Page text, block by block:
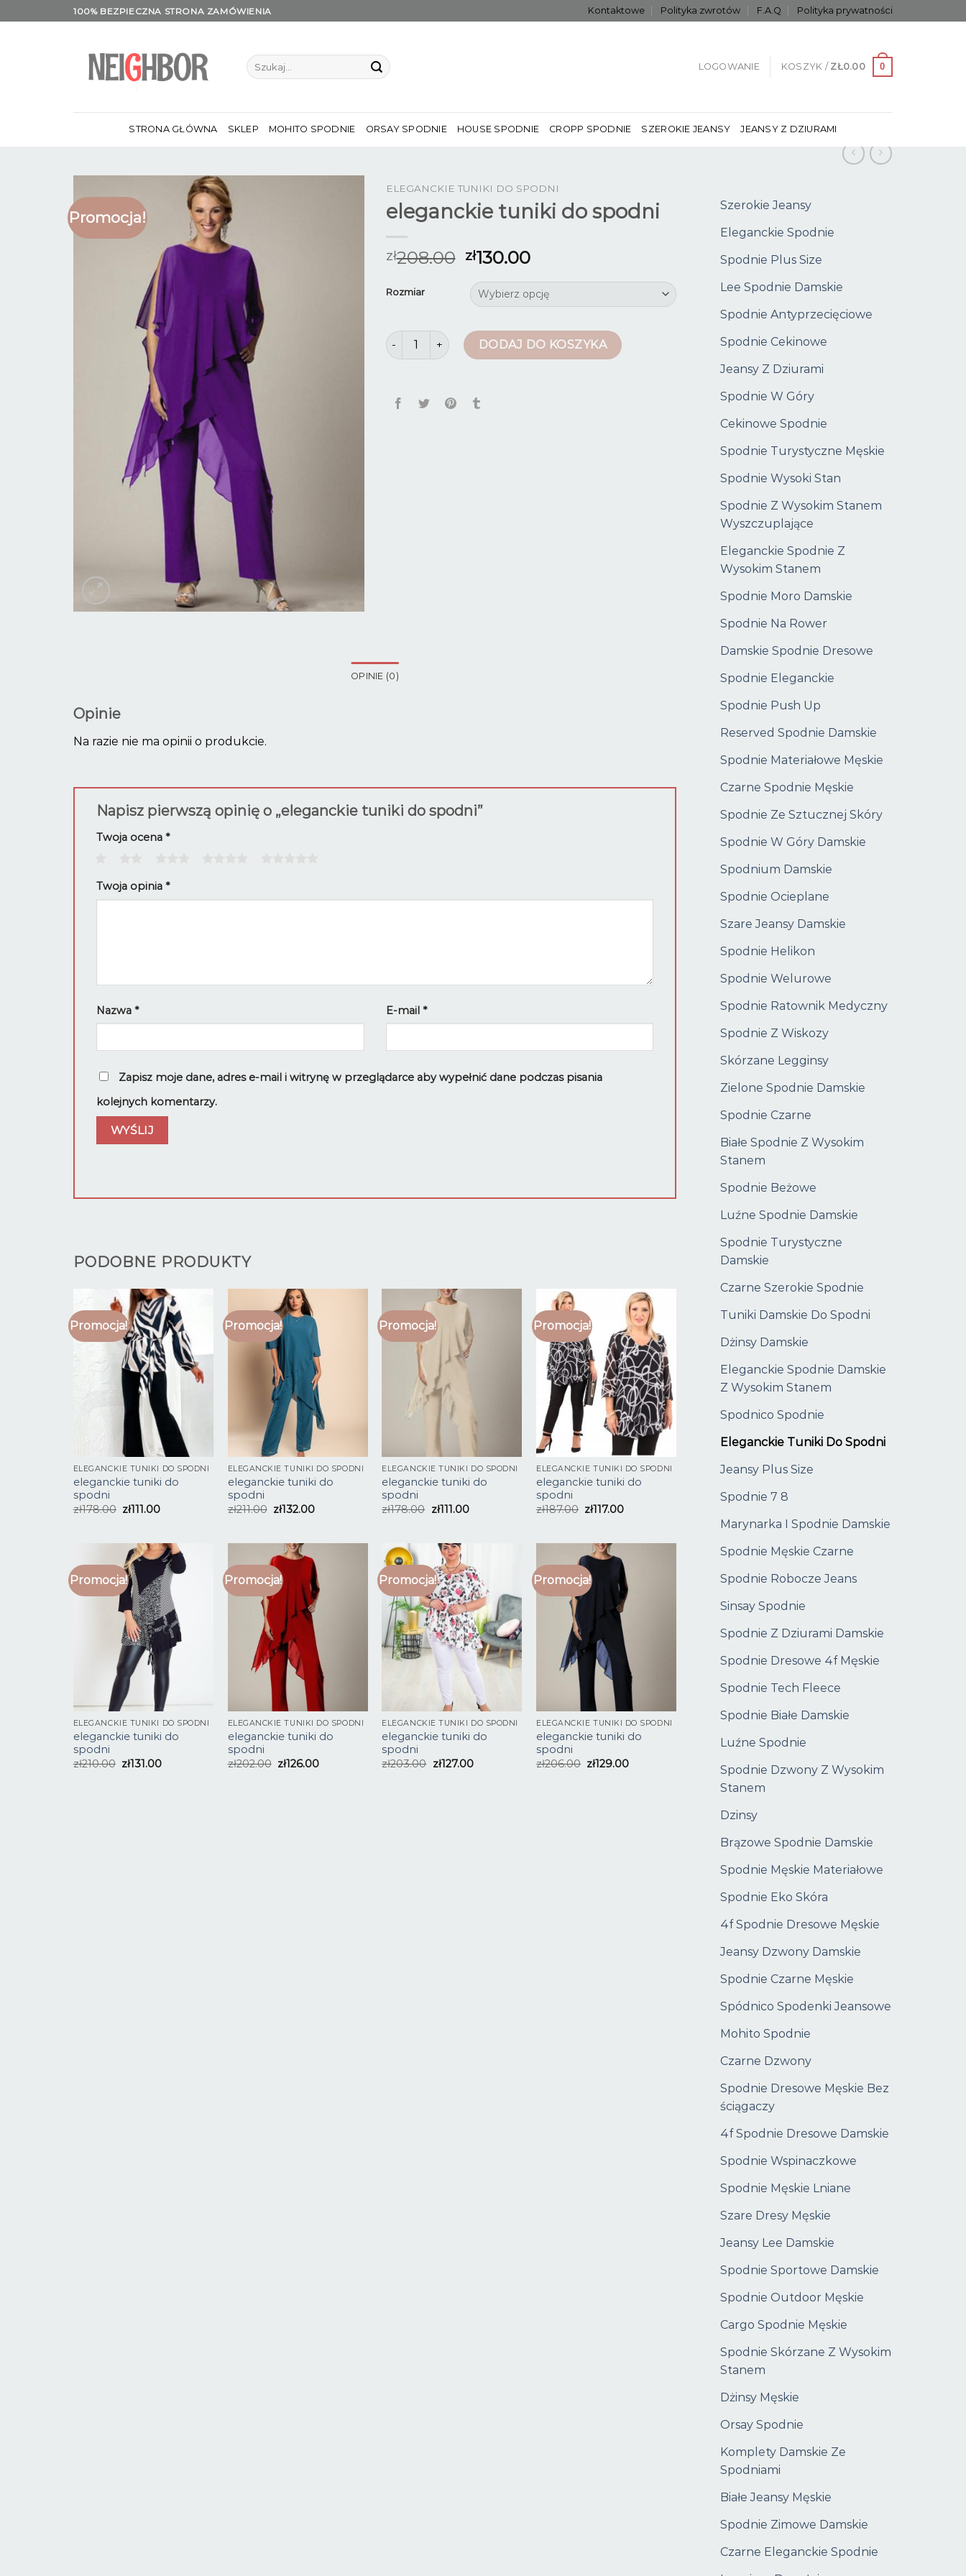
to
100% BEZPIECZNA STRONA ZAMÓWIENIA Kontaktowe Polityka zwrotów F.A.Q Polityka prywatności
Szukaj:
LOGOWANIE KOSZYK / ZŁ0.00 0
STRONA GŁÓWNA SKLEP MOHITO SPODNIE ORSAY SPODNIE HOUSE SPODNIE CROPP SPODNIE SZEROKIE JEANSY JEANSY Z DZIURAMI
Szerokie Jeansy
Eleganckie Spodnie
Spodnie Plus Size
Lee Spodnie Damskie
Spodnie Antyprzecięciowe
Spodnie Cekinowe
Jeansy Z Dziurami
Spodnie W Góry
Cekinowe Spodnie
Spodnie Turystyczne Męskie
Spodnie Wysoki Stan
Spodnie Z Wysokim Stanem
Wyszczuplające
Eleganckie Spodnie Z
Wysokim Stanem
Spodnie Moro Damskie
Spodnie Na Rower
Damskie Spodnie Dresowe
Spodnie Eleganckie
Spodnie Push Up
Reserved Spodnie Damskie
Spodnie Materiałowe Męskie
Czarne Spodnie Męskie
Spodnie Ze Sztucznej Skóry
Spodnie W Góry Damskie
Spodnium Damskie
Spodnie Ocieplane
Szare Jeansy Damskie
Spodnie Helikon
Spodnie Welurowe
Spodnie Ratownik Medyczny
Spodnie Z Wiskozy
Skórzane Legginsy
Zielone Spodnie Damskie
Spodnie Czarne
Białe Spodnie Z Wysokim
Stanem
Spodnie Beżowe
Luźne Spodnie Damskie
Spodnie Turystyczne
Damskie
Czarne Szerokie Spodnie
Tuniki Damskie Do Spodni
Dżinsy Damskie
Eleganckie Spodnie Damskie
Z Wysokim Stanem
Spodnico Spodnie
Eleganckie Tuniki Do Spodni
Jeansy Plus Size
Spodnie 7 8
Marynarka I Spodnie Damskie
Spodnie Męskie Czarne
Spodnie Robocze Jeans
Sinsay Spodnie
Spodnie Z Dziurami Damskie
Spodnie Dresowe 4f Męskie
Spodnie Tech Fleece
Spodnie Białe Damskie
Luźne Spodnie
Spodnie Dzwony Z Wysokim
Stanem
Dzinsy
Brązowe Spodnie Damskie
Spodnie Męskie Materiałowe
Spodnie Eko Skóra
4f Spodnie Dresowe Męskie
Jeansy Dzwony Damskie
Spodnie Czarne Męskie
Spódnico Spodenki Jeansowe
Mohito Spodnie
Czarne Dzwony
Spodnie Dresowe Męskie Bez
ściągaczy
4f Spodnie Dresowe Damskie
Spodnie Wspinaczkowe
Spodnie Męskie Lniane
Szare Dresy Męskie
Jeansy Lee Damskie
Spodnie Sportowe Damskie
Spodnie Outdoor Męskie
Cargo Spodnie Męskie
Spodnie Skórzane Z Wysokim
Stanem
Dżinsy Męskie
Orsay Spodnie
Komplety Damskie Ze
Spodniami
Białe Jeansy Męskie
Spodnie Zimowe Damskie
Czarne Eleganckie Spodnie
Promocja!
ELEGANCKIE TUNIKI DO SPODNI
eleganckie tuniki do spodni
zł208.00 zł130.00
Rozmiar
ilość eleganckie tuniki do spodni
DODAJ DO KOSZYKA
OPINIE (0)
Opinie
Na razie nie ma opinii o produkcie.
Napisz pierwszą opinię o „eleganckie tuniki do spodni”
Twoja ocena *
Twoja opinia *
Nazwa * E-mail *
Zapisz moje dane, adres e-mail i witrynę w przeglądarce aby wypełnić dane podczas pisania
kolejnych komentarzy.
PODOBNE PRODUKTY
Promocja!
ELEGANCKIE TUNIKI DO SPODNI
eleganckie tuniki do
spodni
zł178.00 zł111.00
Promocja!
ELEGANCKIE TUNIKI DO SPODNI
eleganckie tuniki do
spodni
zł211.00 zł132.00
Promocja!
ELEGANCKIE TUNIKI DO SPODNI
eleganckie tuniki do
spodni
zł178.00 zł111.00
Promocja!
ELEGANCKIE TUNIKI DO SPODNI
eleganckie tuniki do
spodni
zł187.00 zł117.00
Promocja!
ELEGANCKIE TUNIKI DO SPODNI
eleganckie tuniki do
spodni
zł210.00 zł131.00
Promocja!
ELEGANCKIE TUNIKI DO SPODNI
eleganckie tuniki do
spodni
zł202.00 zł126.00
Promocja!
ELEGANCKIE TUNIKI DO SPODNI
eleganckie tuniki do
spodni
zł203.00 zł127.00
Promocja!
ELEGANCKIE TUNIKI DO SPODNI
eleganckie tuniki do
spodni
zł206.00 zł129.00